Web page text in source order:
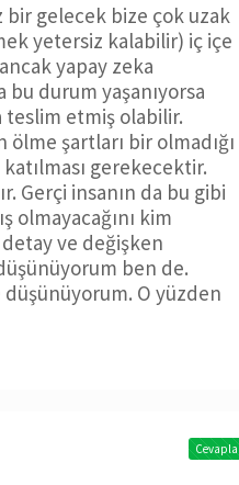
bir gelecek bize çok uzak
yetersiz kalabilir) iç içe
yapay zeka
durum yaşanıyorsa
teslim etmiş olabilir.
şartları bir olmadığı
gerekecektir.
Gerçi insanın da bu gibi
olmayacağını kim
ve değişken
ben de.
düşünüyorum. O yüzden
Cevapla